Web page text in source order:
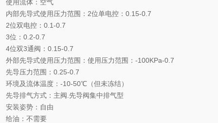
使用流体：空气
内部先导式使用压力范围：2位单电控：0.15-0.7
2位双电控：0.1-0.7
3位：0.2-0.7
4位双3通阀：0.15-0.7
外部先导式使用压力范围：使用压力范围：-100KPa-0.7
先导压力范围：0.25-0.7
环境及流体温度：-10-50℃（但未冻结）
先导排气方式：主阀.先导阀集中排气型
安装姿势：自由
给油：不需要